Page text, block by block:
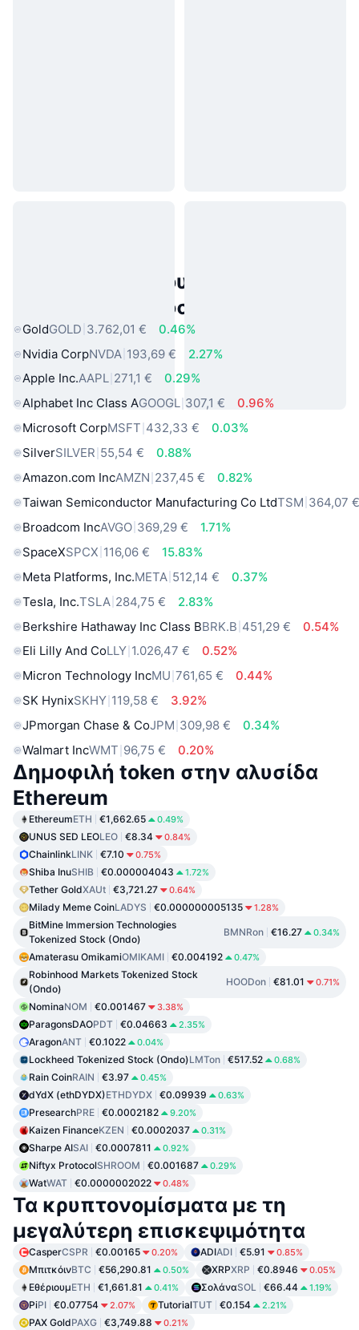
Δημοφιλή περιουσιακά στοιχεία
πραγματικού κόσμου
GoldGOLD 3.762,01 €
0.46%
Nvidia CorpNVDA 193,69 €
2.27%
Apple Inc.AAPL 271,1 €
0.29%
Alphabet Inc Class AGOOGL 307,1 €
0.96%
Microsoft CorpMSFT 432,33 €
0.03%
SilverSILVER 55,54 €
0.88%
Amazon.com IncAMZN 237,45 €
0.82%
Taiwan Semiconductor Manufacturing Co LtdTSM 364,07
Broadcom IncAVGO 369,29 €
1.71%
SpaceXSPCX 116,06 €
15.83%
Meta Platforms, Inc.META 512,14 €
0.37%
Tesla, Inc.TSLA 284,75 €
2.83%
Berkshire Hathaway Inc Class BBRK.B 451,29 €
0.54%
Eli Lilly And CoLLY 1.026,47 €
0.52%
Micron Technology IncMU 761,65 €
0.44%
SK HynixSKHY 119,58 €
3.92%
JPmorgan Chase & CoJPM 309,98 €
0.34%
Walmart IncWMT 96,75 € 0.20%
Δημοφιλή token στην αλυσίδα
Ethereum
EthereumETH €1,662.65 0.49%
UNUS SED LEOLEO €8.34 0.84%
ChainlinkLINK €7.10 0.75%
Shiba InuSHIB €0.000004043 1.72%
Tether GoldXAUt €3,721.27 0.64%
Milady Meme CoinLADYS €0.000000005135 1.28%
BitMine Immersion Technologies
Tokenized Stock (Ondo)
BMNRon €16.27 0.34%
Amaterasu OmikamiOMIKAMI €0.004192 0.47%
Robinhood Markets Tokenized Stock
(Ondo)
HOODon €81.01 0.71%
NominaNOM €0.001467 3.38%
ParagonsDAOPDT €0.04663 2.35%
AragonANT €0.1022 0.04%
Lockheed Tokenized Stock (Ondo)LMTon €517.52 0.68%
Rain CoinRAIN €3.97 0.45%
dYdX (ethDYDX)ETHDYDX €0.09939 0.63%
PresearchPRE €0.0002182 9.20%
Kaizen FinanceKZEN €0.0002037 0.31%
Sharpe AISAI €0.0007811 0.92%
Niftyx ProtocolSHROOM €0.001687 0.29%
WatWAT €0.0000002022 0.48%
Τα κρυπτονομίσματα με τη
μεγαλύτερη επισκεψιμότητα
CasperCSPR €0.00165 0.20% ADIADI €5.91 0.85%
ΜπιτκόινBTC €56,290.81 0.50% XRPXRP €0.8946 0.05%
ΕθέριουμETH €1,661.81 0.41% ΣολάναSOL €66.44 1.19%
PiPI €0.07754 2.07% TutorialTUT €0.154 2.21%
PAX GoldPAXG €3,749.88 0.21%